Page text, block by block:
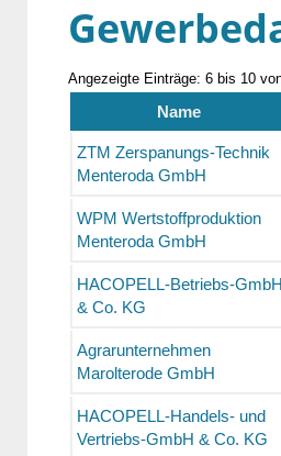
Angezeigte Einträge: 6 bis 10
Name
ZTM Zerspanungs-Technik
Menteroda GmbH
WPM Wertstoffproduktion
Menteroda GmbH
HACOPELL-Betriebs-GmbH
& Co. KG
Agrarunternehmen
Marolterode GmbH
HACOPELL-Handels- und
Vertriebs-GmbH & Co. KG